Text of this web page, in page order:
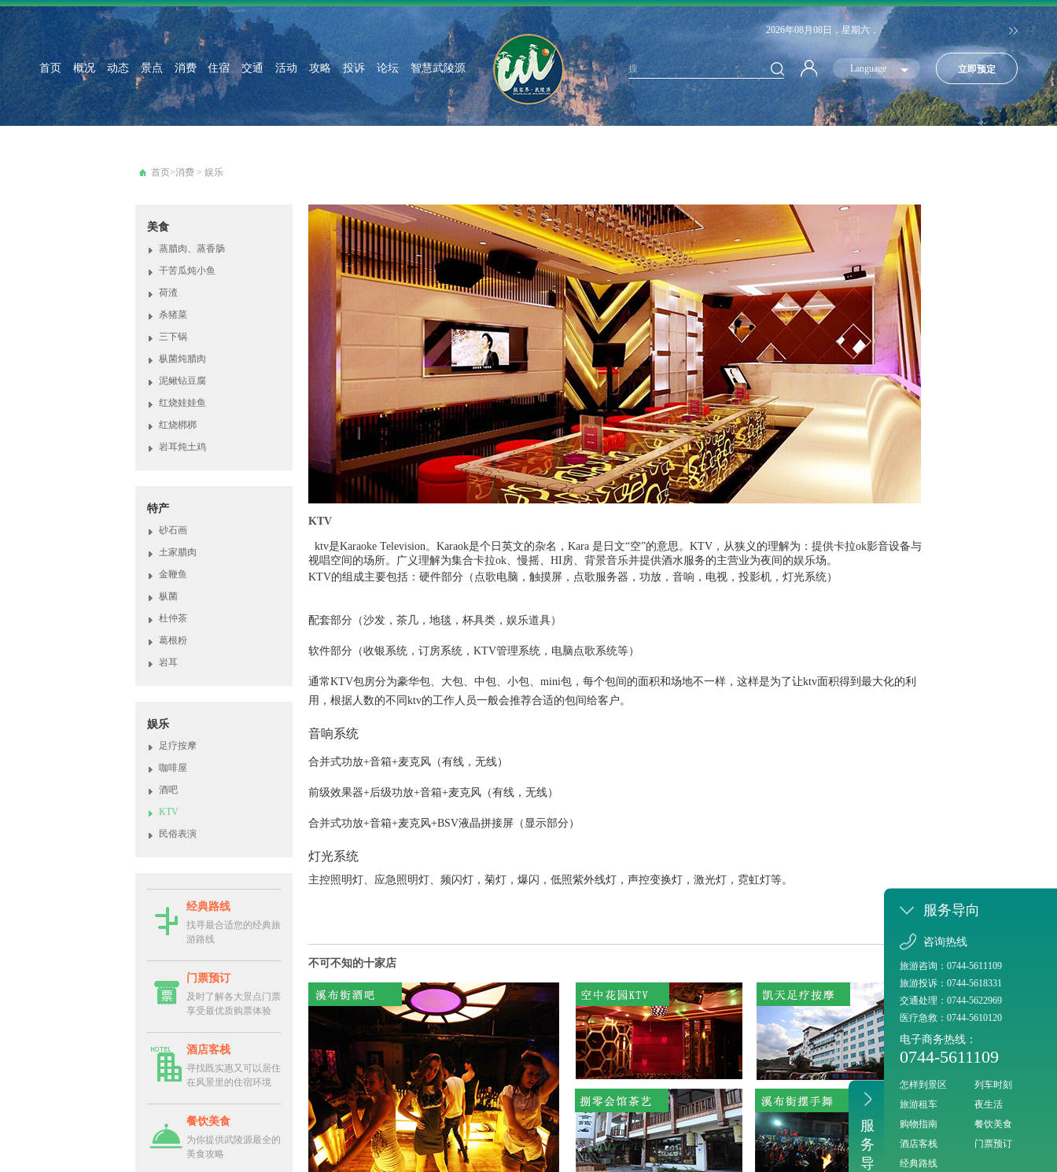
2026年08月08日，星期六，
首页 概况 动态 景点 消费 住宿 交通 活动 攻略 投诉 论坛 智慧武陵源 搜 Language 立即预定
首页>消费 > 娱乐
KTV
ktv是Karaoke Television。Karaok是个日英文的杂名，Kara 是日文“空”的意思。KTV，从狭义的理解为：提供卡拉ok影音设备与
视唱空间的场所。广义理解为集合卡拉ok、慢摇、HI房、背景音乐并提供酒水服务的主营业为夜间的娱乐场。
KTV的组成主要包括：硬件部分（点歌电脑，触摸屏，点歌服务器，功放，音响，电视，投影机，灯光系统）
配套部分（沙发，茶几，地毯，杯具类，娱乐道具）
软件部分（收银系统，订房系统，KTV管理系统，电脑点歌系统等）
通常KTV包房分为豪华包、大包、中包、小包、mini包，每个包间的面积和场地不一样，这样是为了让ktv面积得到最大化的利
用，根据人数的不同ktv的工作人员一般会推荐合适的包间给客户。
音响系统
合并式功放+音箱+麦克风（有线，无线）
前级效果器+后级功放+音箱+麦克风（有线，无线）
合并式功放+音箱+麦克风+BSV液晶拼接屏（显示部分）
灯光系统
主控照明灯、应急照明灯、频闪灯，菊灯，爆闪，低照紫外线灯，声控变换灯，激光灯，霓虹灯等。
不可不知的十家店
美食
蒸腊肉、蒸香肠
干苦瓜炖小鱼
荷渣
杀猪菜
三下锅
枞菌炖腊肉
泥鳅钻豆腐
红烧娃娃鱼
红烧梆梆
岩耳炖土鸡
特产
砂石画
土家腊肉
金鞭鱼
枞菌
杜仲茶
葛根粉
岩耳
娱乐
足疗按摩
咖啡屋
酒吧
KTV
民俗表演
经典路线
找寻最合适您的经典旅
游路线
门票预订
及时了解各大景点门票
享受最优质购票体验
酒店客栈
寻找既实惠又可以居住
在风景里的住宿环境
餐饮美食
为你提供武陵源最全的
美食攻略
服
务
导
服务导向
咨询热线
旅游咨询：0744-5611109
旅游投诉：0744-5618331
交通处理：0744-5622969
医疗急救：0744-5610120
电子商务热线：
0744-5611109
怎样到景区
列车时刻
旅游租车
夜生活
购物指南
餐饮美食
酒店客栈
门票预订
经典路线